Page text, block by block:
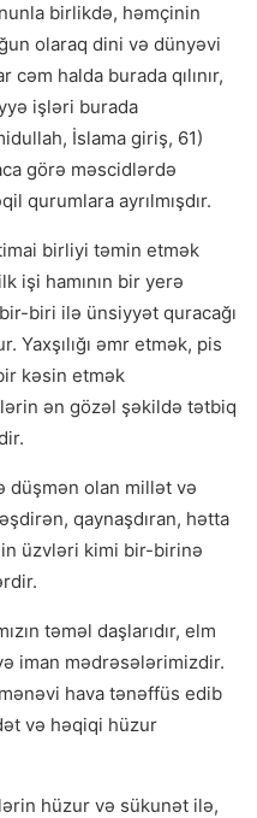
birlikdə, həmçinin
olaraq dini və dünyəvi
halda burada qılınır,
işləri burada
İslama giriş, 61)
görə məscidlərdə
qurumlara ayrılmışdır.
birliyi təmin etmək
işi hamının bir yerə
biri ilə ünsiyyət quracağı
Yaxşılığı əmr etmək, pis
kəsin etmək
ən gözəl şəkildə tətbiq
düşmən olan millət və
qaynaşdıran, hətta
üzvləri kimi bir-birinə
təməl daşlarıdır, elm
iman mədrəsələrimizdir.
hava tənəffüs edib
və həqiqi hüzur
hüzur və sükunət ilə,